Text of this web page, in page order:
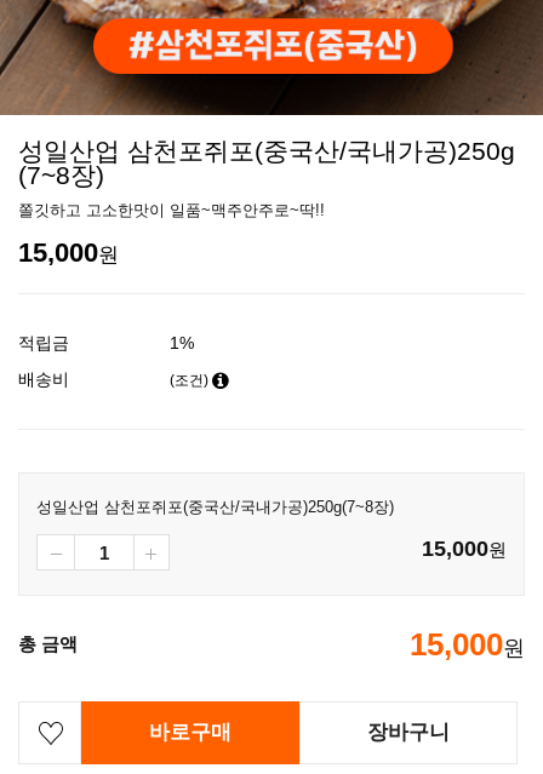
성일산업 삼천포쥐포(중국산/국내가공)250g
(7~8장)
쫄깃하고 고소한맛이 일품~맥주안주로~딱!!
15,000원
적립금
1%
배송비
(조건)
성일산업 삼천포쥐포(중국산/국내가공)250g(7~8장)
15,000원
총 금액 15,000원
바로구매 장바구니